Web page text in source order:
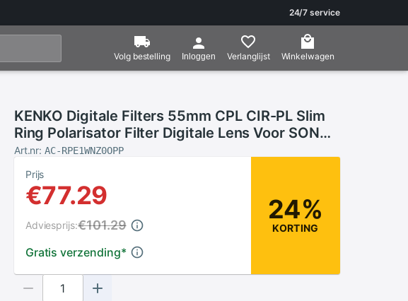
24/7 service
Volg bestelling Inloggen Verlanglijst Winkelwagen
KENKO Digitale Filters 55mm CPL CIR-PL Slim
Ring Polarisator Filter Digitale Lens Voor SONY
18-55
Art.nr:AC-RPE1WNZ0OPP
Prijs
€77.29
Gratis verzending*
Adviesprijs:€101.29
24%
KORTING